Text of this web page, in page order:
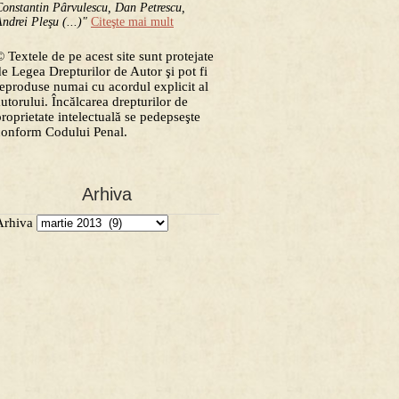
Pârvulescu, Dan Petrescu,
Pleşu (...)" Citeşte mai mult
Textele de pe acest site sunt protejate
Legea Drepturilor de Autor şi pot fi
numai cu acordul explicit al
Încălcarea drepturilor de
intelectuală se pedepseşte
Codului Penal.
Arhiva